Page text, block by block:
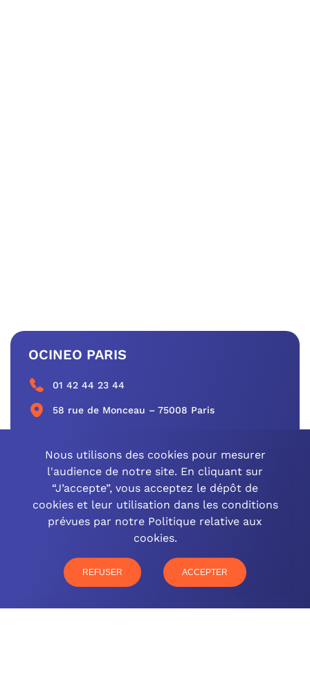
OCINEO PARIS
01 42 44 23 44
58 rue de Monceau – 75008 Paris
CONTACTEZ-NOUS
OCINEO GRAND EST
77 rue Paul Douce – 51480 Damery
CONTACTEZ-NOUS
Nous utilisons des cookies pour mesurer
l'audience de notre site. En cliquant sur
“J’accepte”, vous acceptez le dépôt de
cookies et leur utilisation dans les conditions
prévues par notre Politique relative aux
cookies.
REFUSER ACCEPTER